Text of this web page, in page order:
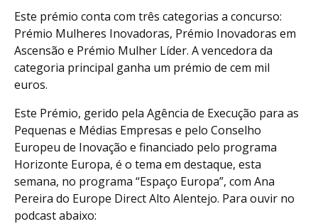
Este prémio conta com três categorias a concurso:
Prémio Mulheres Inovadoras, Prémio Inovadoras em
Ascensão e Prémio Mulher Líder. A vencedora da
categoria principal ganha um prémio de cem mil
euros.
Este Prémio, gerido pela Agência de Execução para as
Pequenas e Médias Empresas e pelo Conselho
Europeu de Inovação e financiado pelo programa
Horizonte Europa, é o tema em destaque, esta
semana, no programa “Espaço Europa”, com Ana
Pereira do Europe Direct Alto Alentejo. Para ouvir no
podcast abaixo: